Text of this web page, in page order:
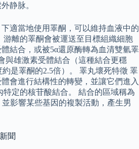
静脉。
適當地使用睪酮，可以維持血液中的
游離的睪酮會被運送至目標組織細胞
結合，或被5α還原酶轉為血清雙氫睪
與雄激素受體結合（這種結合更穩
是睪酮的2.5倍）。 睪丸壞死特徵 睪
會進行結構性的轉變，並讓它們進入
定的核苷酸結合。 結合的區域稱為
影響某些基因的複製活動，產生男
聞